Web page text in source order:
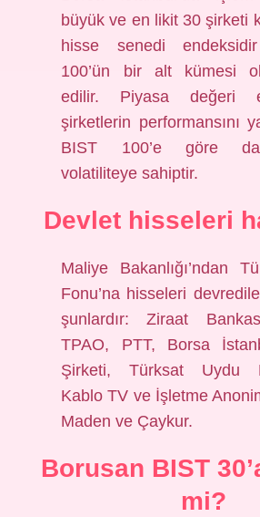
büyük ve en likit 30 şirketi
hisse senedi
100’ün bir alt kümesi
edilir. Piyasa değeri
şirketlerin performansını
BIST 100’e göre
volatiliteye sahiptir.
Devlet hisseleri
Maliye Bakanlığı’ndan
Fonu’na hisseleri
şunlardır: Ziraat
TPAO, PTT, Borsa
Şirketi, Türksat Uydu
Kablo TV ve İşletme
Maden ve Çaykur.
Borusan BIST
mi?